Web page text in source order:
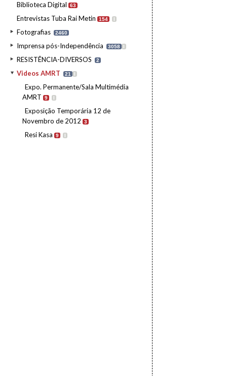
Biblioteca Digital 63
Entrevistas Tuba Rai Metin 154 I
Fotografias 2460
Imprensa pós-Independência 3058 I
RESISTÊNCIA-DIVERSOS 2
Videos AMRT 21 I
Expo. Permanente/Sala Multimédia
AMRT
9 I
Exposição Temporária 12 de
Novembro de 2012
3
Resi Kasa 9 I